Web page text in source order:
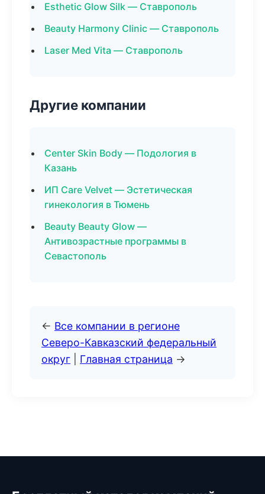
Esthetic Glow Silk — Ставрополь
Beauty Harmony Clinic — Ставрополь
Laser Med Vita — Ставрополь
Другие компании
Center Skin Body — Подология в
Казань
ИП Care Velvet — Эстетическая
гинекология в Тюмень
Beauty Beauty Glow —
Антивозрастные программы в
Севастополь
← Все компании в регионе
Северо-Кавказский федеральный
округ
Главная страница →